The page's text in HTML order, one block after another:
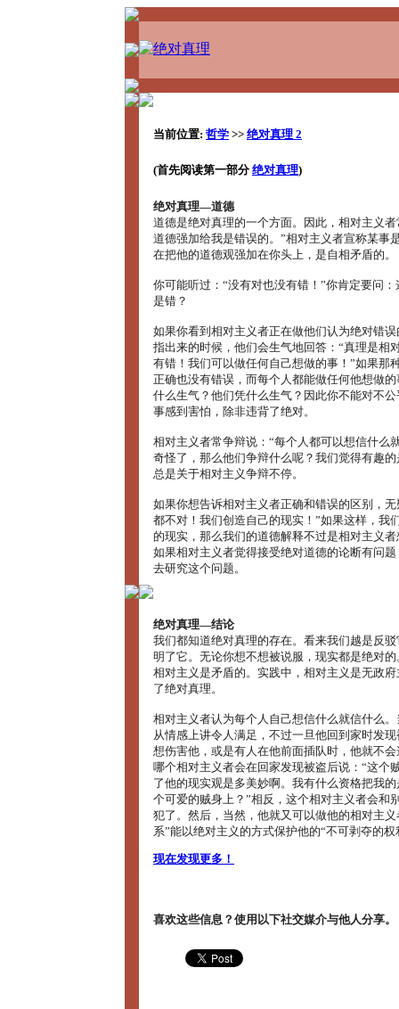
当前位置: 哲学 >> 绝对真理 2
(首先阅读第一部分绝对真理)
绝对真理―道德
道德是绝对真理的一个方面。因此，相对主义
道德强加给我是错误的。”相对主义者宣称某事
在把他的道德观强加在你头上，是自相矛盾的。
你可能听过：“没有对也没有错！”你肯定要问
是错？
如果你看到相对主义者正在做他们认为绝对错
指出来的时候，他们会生气地回答：“真理是相
有错！我们可以做任何自己想做的事！”如果那
正确也没有错误，而每个人都能做任何他想做
什么生气？他们凭什么生气？因此你不能对不
事感到害怕，除非违背了绝对。
相对主义者常争辩说：“每个人都可以想信什么
奇怪了，那么他们争辩什么呢？我们觉得有趣
总是关于相对主义争辩不停。
如果你想告诉相对主义者正确和错误的区别，
都不对！我们创造自己的现实！”如果这样，我
的现实，那么我们的道德解释不过是相对主义
如果相对主义者觉得接受绝对道德的论断有问
去研究这个问题。
绝对真理―结论
我们都知道绝对真理的存在。看来我们越是反
明了它。无论你想不想被说服，现实都是绝对
相对主义是矛盾的。实践中，相对主义是无政
了绝对真理。
相对主义者认为每个人自己想信什么就信什么
从情感上讲令人满足，不过一旦他回到家时发
想伤害他，或是有人在他前面插队时，他就不
哪个相对主义者会在回家发现被盗后说：“这个
了他的现实观是多美妙啊。我有什么资格把我
个可爱的贼身上？”相反，这个相对主义者会和
犯了。然后，当然，他就又可以做他的相对主
系”能以绝对主义的方式保护他的“不可剥夺的权
现在发现更多！
喜欢这些信息？使用以下社交媒介与他人分享。